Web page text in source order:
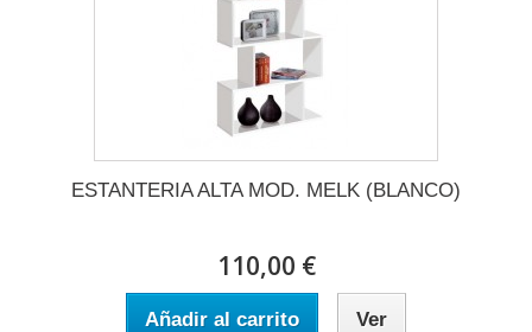
ESTANTERIA ALTA MOD. MELK (BLANCO)
110,00 €
Añadir al carrito Ver